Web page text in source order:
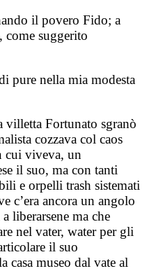
il povero Fido; a
come suggerito
pure nella mia modesta
villetta Fortunato sgranò
cozzava col caos
cui viveva, un
il suo, ma con tanti
e orpelli trash sistemati
c’era ancora un angolo
liberarsene ma che
nel vater, water per gli
il suo
casa museo dal vate al